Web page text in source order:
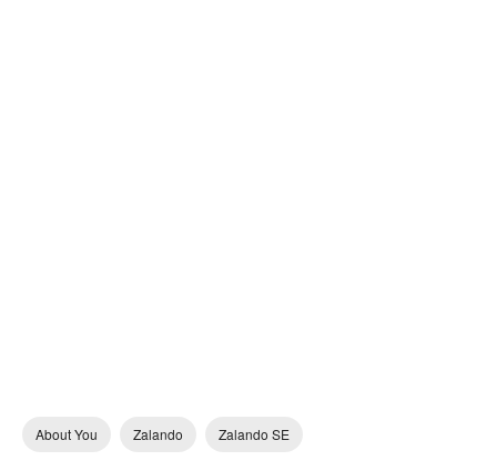
About You Zalando Zalando SE